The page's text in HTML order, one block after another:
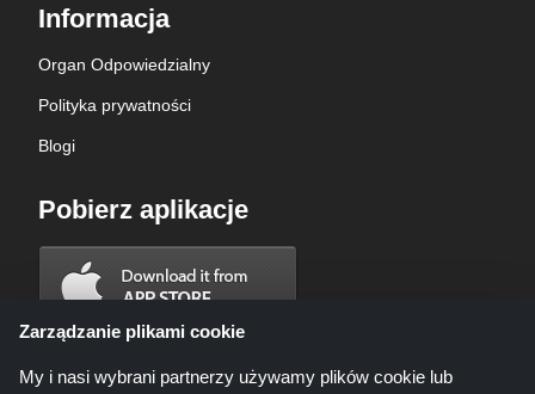
Informacja
Organ Odpowiedzialny
Polityka prywatności
Blogi
Pobierz aplikacje
Zarządzanie plikami cookie
My i nasi wybrani partnerzy używamy plików cookie lub